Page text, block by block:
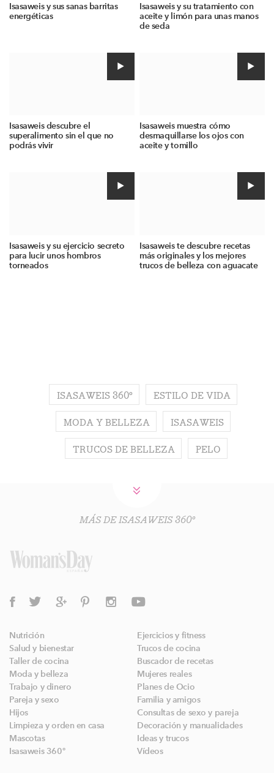
Isasaweis y sus sanas barritas
energéticas
Isasaweis y su tratamiento con
aceite y limón para unas manos
de seda
Isasaweis descubre el
superalimento sin el que no
podrás vivir
Isasaweis muestra cómo
desmaquillarse los ojos con
aceite y tomillo
Isasaweis y su ejercicio secreto
para lucir unos hombros
torneados
Isasaweis te descubre recetas
más originales y los mejores
trucos de belleza con aguacate
ISASAWEIS 360º ESTILO DE VIDA
MODA Y BELLEZA ISASAWEIS
TRUCOS DE BELLEZA PELO
MÁS DE ISASAWEIS 360º
Nutrición
Ejercicios y fitness
Salud y bienestar
Trucos de cocina
Taller de cocina
Buscador de recetas
Moda y belleza
Mujeres reales
Trabajo y dinero
Planes de Ocio
Pareja y sexo
Familia y amigos
Hijos
Consultas de sexo y pareja
Limpieza y orden en casa
Decoración y manualidades
Mascotas
Ideas y trucos
Isasaweis 360º
Vídeos